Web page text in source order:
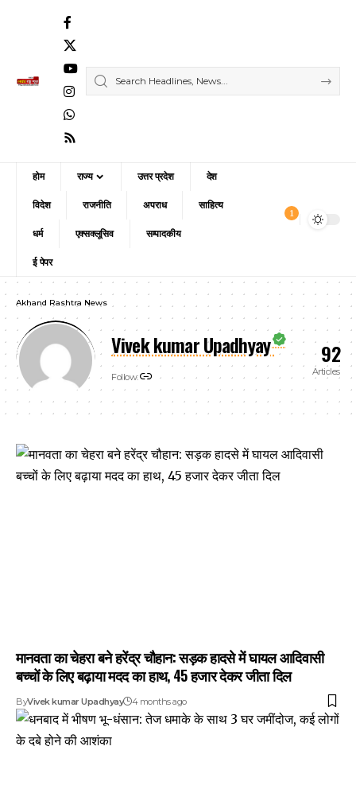
होम राज्य उत्तर प्रदेश देश
विदेश राजनीति अपराध साहित्य
धर्म एक्सक्लूसिव सम्पादकीय
ई पेपर
1
Akhand Rashtra News
Vivek kumar Upadhyay
Follow:
92
Articles
मानवता का चेहरा बने हरेंद्र चौहान: सड़क हादसे में घायल आदिवासी
बच्चों के लिए बढ़ाया मदद का हाथ, 45 हजार देकर जीता दिल
ByVivek kumar Upadhyay 4 months ago